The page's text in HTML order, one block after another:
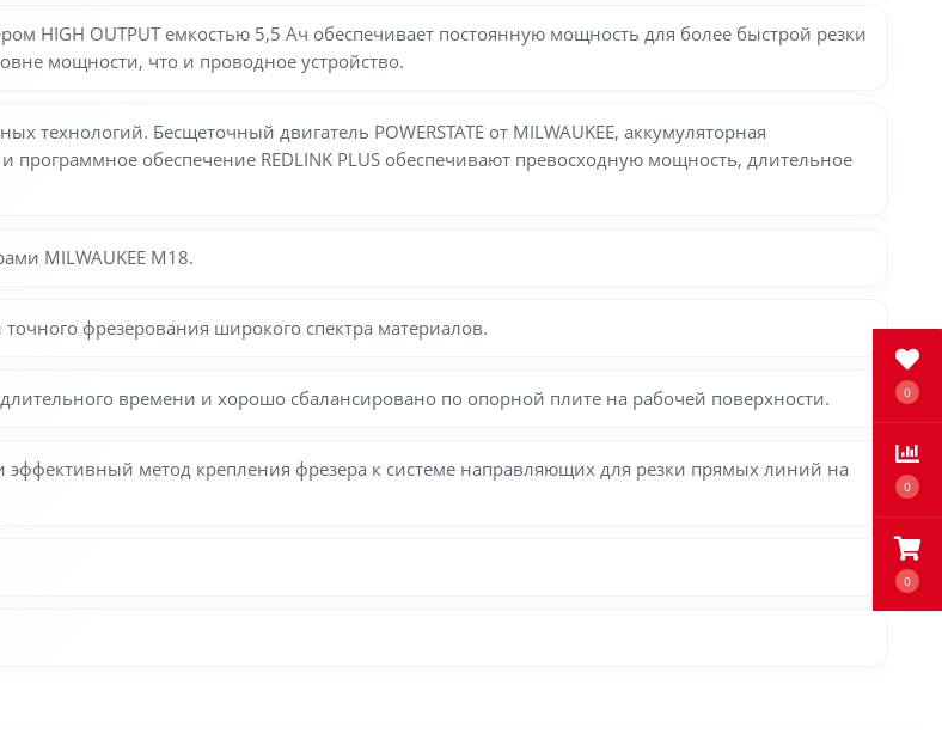
0
0
0
HIGH OUTPUT емкостью 5,5 Ач обеспечивает постоянную мощность для более быстрой резки
мощности, что и проводное устройство.
технологий. Бесщеточный двигатель POWERSTATE от MILWAUKEE, аккумуляторная
программное обеспечение REDLINK PLUS обеспечивают превосходную мощность, длительное
MILWAUKEE M18.
фрезерования широкого спектра материалов.
времени и хорошо сбалансировано по опорной плите на рабочей поверхности.
метод крепления фрезера к системе направляющих для резки прямых линий на